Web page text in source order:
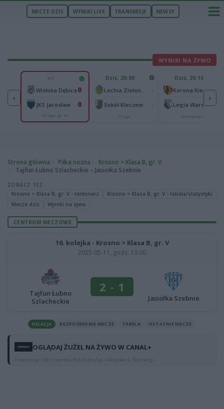
MECZE DZIŚ WYNIKI LIVE TRANSMISJE NEWSY
WYNIKI NA ŻYWO
‹
Zawisza Bydgoszcz1
0
HT
Wisłoka Dębica 0
JKS Jarosław 0
III liga, gr. IV
Dziś, 20:00
Sokół Kleczew
II liga
Dziś, 20:15
Korona Kielce
Legia Warszawa
Ekstraklasa
›
Strona główna Piłka nożna
Krosno > Klasa B, gr. V
Tajfun Łubno Szlacheckie – Jasiołka Szebnie
ZOBACZ TEŻ
Krosno > Klasa B, gr. V - terminarz
Krosno > Klasa B, gr. V - tabela/statystyki
Mecze dziś
Wyniki na żywo
CENTRUM MECZOWE
16. kolejka - Krosno > Klasa B, gr. V
2025-05-11, godz. 13:00
Tajfun Łubno
Szlacheckie
2 - 1
Jasiołka Szebnie
RELACJA BEZPOŚREDNIE MECZE TABELA OSTATNIE MECZE
OGLĄDAJ ŻUŻEL NA ŻYWO W CANAL+
Transmisje LIVE z meczów PGE Ekstraligi i Metalkas 2. Ekstraligi